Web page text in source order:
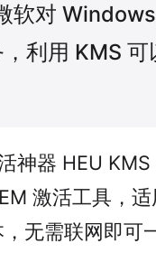
软对
利用 KMS
神器 HEU
激活工具，
无需联网即可